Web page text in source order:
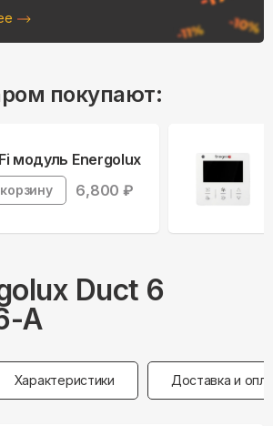
покупают:
модуль Energolux
6,800 ₽
Duct 6
A
Характеристики Доставка и